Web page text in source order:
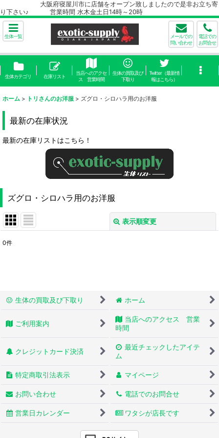
大阪府寝屋川市に店舗をオープン致しましたので是非お立ち寄
り下さい♪ 営業時間 水木金土日14時～20時
生体一覧
メールでの
問い合わせ
電話での
お問合せ
生体カテゴリ 在庫リスト
当店へのアクセ
ス 営業時間
生体の買取及び
下取り
Twitter（最新情
報はこちら）
ホーム > トリさんのお洋服 > ズグロ・シロハラ用のお洋服
最新の在庫状況
最新の在庫リストはこちら！
ズグロ・シロハラ用のお洋服
表示順変更
絞り込む
0件
生体の買取及び下取り ホーム
ご利用案内
当店へのアクセス 営業
時間
クレジットカード決済
最近チェックしたアイテ
ム
特定商取引法表示 マイページ
お問い合わせ 電話でのお問合せ
営業日カレンダー ワタシが店長です